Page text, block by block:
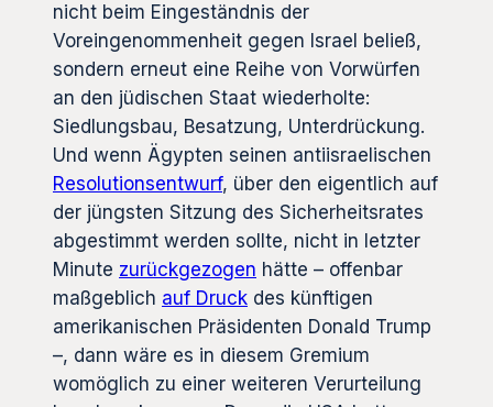
nicht beim Eingeständnis der
Voreingenommenheit gegen Israel beließ,
sondern erneut eine Reihe von Vorwürfen
an den jüdischen Staat wiederholte:
Siedlungsbau, Besatzung, Unterdrückung.
Und wenn Ägypten seinen antiisraelischen
Resolutionsentwurf, über den eigentlich auf
der jüngsten Sitzung des Sicherheitsrates
abgestimmt werden sollte, nicht in letzter
Minute zurückgezogen hätte – offenbar
maßgeblich auf Druck des künftigen
amerikanischen Präsidenten Donald Trump
–, dann wäre es in diesem Gremium
womöglich zu einer weiteren Verurteilung